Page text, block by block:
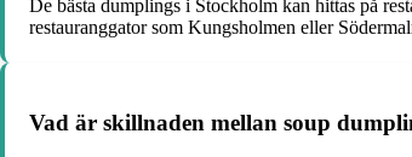
De bästa dumplings i Stockholm kan hittas på
restauranggator som Kungsholmen eller
Vad är skillnaden mellan soup